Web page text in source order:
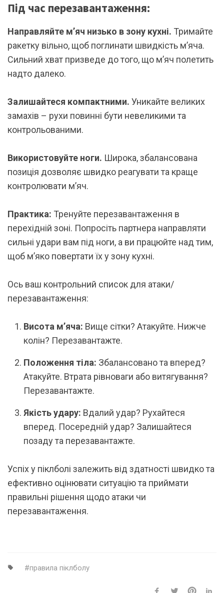
Під час перезавантаження:
Направляйте м’яч низько в зону кухні. Тримайте
ракетку вільно, щоб поглинати швидкість м’яча.
Сильний хват призведе до того, що м’яч полетить
надто далеко.
Залишайтеся компактними. Уникайте великих
замахів – рухи повинні бути невеликими та
контрольованими.
Використовуйте ноги. Широка, збалансована
позиція дозволяє швидко реагувати та краще
контролювати м’яч.
Практика: Тренуйте перезавантаження в
перехідній зоні. Попросіть партнера направляти
сильні удари вам під ноги, а ви працюйте над тим,
щоб м’яко повертати їх у зону кухні.
Ось ваш контрольний список для атаки/
перезавантаження:
Висота м’яча: Вище сітки? Атакуйте. Нижче
колін? Перезавантажте.
Положення тіла: Збалансовано та вперед?
Атакуйте. Втрата рівноваги або витягування?
Перезавантажте.
Якість удару: Вдалий удар? Рухайтеся
вперед. Посередній удар? Залишайтеся
позаду та перезавантажте.
Успіх у піклболі залежить від здатності швидко та
ефективно оцінювати ситуацію та приймати
правильні рішення щодо атаки чи
перезавантаження.
правила піклболу